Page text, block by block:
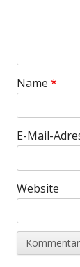
Name *
E-Mail-
Website